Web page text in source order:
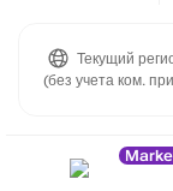
Текущий
(без учета ком.